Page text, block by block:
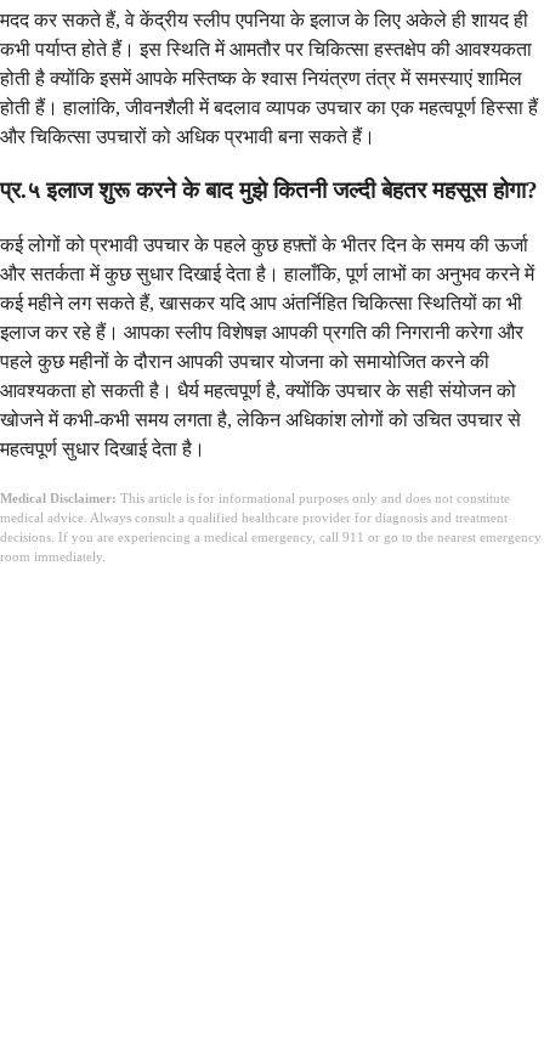
मदद कर सकते हैं, वे केंद्रीय स्लीप एपनिया के इलाज के लिए अकेले ही शायद ही
कभी पर्याप्त होते हैं। इस स्थिति में आमतौर पर चिकित्सा हस्तक्षेप की आवश्यकता
होती है क्योंकि इसमें आपके मस्तिष्क के श्वास नियंत्रण तंत्र में समस्याएं शामिल
होती हैं। हालांकि, जीवनशैली में बदलाव व्यापक उपचार का एक महत्वपूर्ण हिस्सा हैं
और चिकित्सा उपचारों को अधिक प्रभावी बना सकते हैं।
प्र.५ इलाज शुरू करने के बाद मुझे कितनी जल्दी बेहतर महसूस होगा?
कई लोगों को प्रभावी उपचार के पहले कुछ हफ़्तों के भीतर दिन के समय की ऊर्जा
और सतर्कता में कुछ सुधार दिखाई देता है। हालाँकि, पूर्ण लाभों का अनुभव करने में
कई महीने लग सकते हैं, खासकर यदि आप अंतर्निहित चिकित्सा स्थितियों का भी
इलाज कर रहे हैं। आपका स्लीप विशेषज्ञ आपकी प्रगति की निगरानी करेगा और
पहले कुछ महीनों के दौरान आपकी उपचार योजना को समायोजित करने की
आवश्यकता हो सकती है। धैर्य महत्वपूर्ण है, क्योंकि उपचार के सही संयोजन को
खोजने में कभी-कभी समय लगता है, लेकिन अधिकांश लोगों को उचित उपचार से
महत्वपूर्ण सुधार दिखाई देता है।
Medical Disclaimer: This article is for informational purposes only and does not constitute
medical advice. Always consult a qualified healthcare provider for diagnosis and treatment
decisions. If you are experiencing a medical emergency, call 911 or go to the nearest emergency
room immediately.